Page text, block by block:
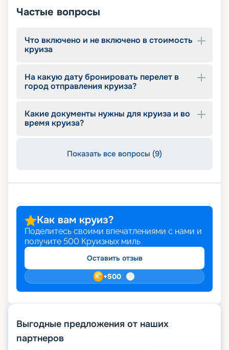
Частые вопросы
Что включено и не включено в стоимость
круиза
На какую дату бронировать перелет в
город отправления круиза?
Какие документы нужны для круиза и во
время круиза?
Показать все вопросы (9)
Как вам круиз?
Поделитесь своими впечатлениями с нами и
получите 500 Круизных миль
Оставить отзыв
+500
Выгодные предложения от наших
партнеров